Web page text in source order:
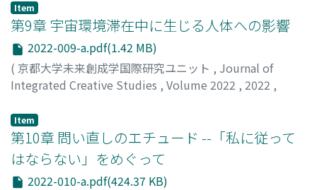
西村, 勉
Item
第9章 宇宙環境滞在中に生じる人体への影響
2022-009-a.pdf(1.42 MB)
( 京都大学未来創成学国際研究ユニット , Journal of
Integrated Creative Studies , Volume 2022 , 2022 ,
寺田, 昌弘
Item
第10章 問い直しのエチュード --「私に従って
はならない」をめぐって
2022-010-a.pdf(424.37 KB)